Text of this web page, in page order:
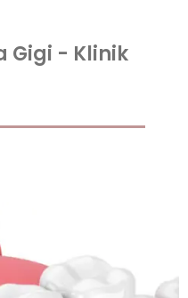
Gigi - Klinik